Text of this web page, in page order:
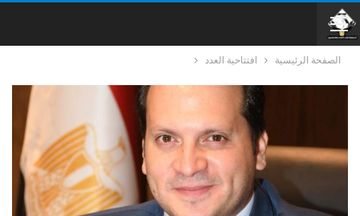
الصفحة الرئيسية افتتاحية العدد